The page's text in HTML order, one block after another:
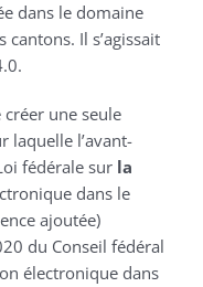
dans le domaine
Il s’agissait
une seule
laquelle l’avant-
fédérale sur la
dans le
ajoutée)
du Conseil fédéral
électronique dans